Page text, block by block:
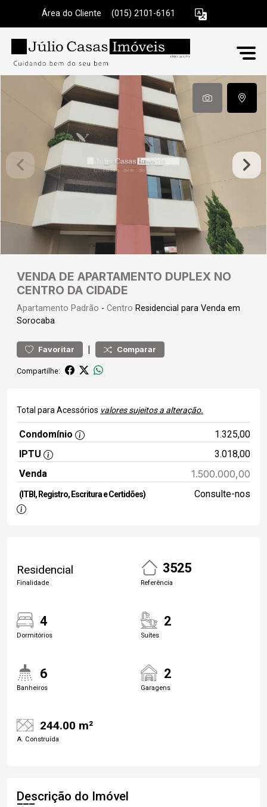
Área do Cliente (015) 2101-6161
VENDA DE APARTAMENTO DUPLEX NO
CENTRO DA CIDADE
Apartamento Padrão - Centro Residencial para Venda em
Sorocaba
Favoritar | Comparar
Compartilhe:
Total para Acessórios valores sujeitos a alteração.
Condomínio
1.325,00
IPTU
3.018,00
Venda
1.500.000,00
(ITBI, Registro, Escritura e Certidões) Consulte-nos
Residencial
Finalidade
3525
Referência
4
Dormitórios
2
Suítes
6
Banheiros
2
Garagens
244.00 m²
A. Construída
Descrição do Imóvel